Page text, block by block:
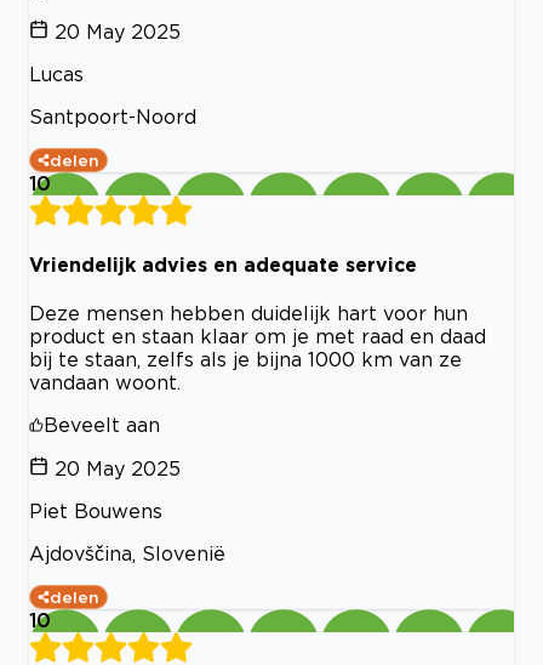
20 May 2025
Lucas
Santpoort-Noord
delen
10
Vriendelijk advies en adequate service
Deze mensen hebben duidelijk hart voor hun
product en staan klaar om je met raad en daad
bij te staan, zelfs als je bijna 1000 km van ze
vandaan woont.
Beveelt aan
20 May 2025
Piet Bouwens
Ajdovščina, Slovenië
delen
10